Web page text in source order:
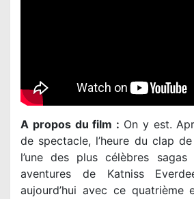
A propos du film : On y est.
de spectacle, l’heure du clap
l’une des plus célèbres
aventures de Katniss
aujourd’hui avec ce quatrième